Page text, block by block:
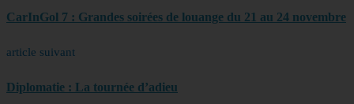
CarInGol 7 : Grandes soirées de louange du 21 au 24 novembre
article suivant
Diplomatie : La tournée d’adieu